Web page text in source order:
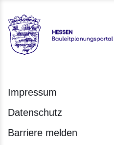
Hessen - Bauleitplanungsportal
Impressum
Datenschutz
Barriere melden